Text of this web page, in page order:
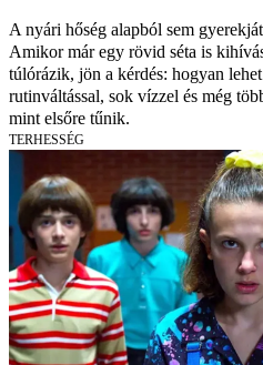
A nyári hőség alapból sem
Amikor már egy rövid séta is
túlórázik, jön a kérdés: hogyan
rutinváltással, sok vízzel és még
mint elsőre tűnik.
TERHESSÉG